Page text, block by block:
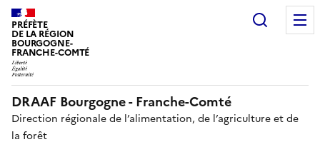
PRÉFÈTE
DE LA RÉGION
BOURGOGNE-
FRANCHE-COMTÉ
DRAAF Bourgogne - Franche-Comté
Direction régionale de l’alimentation, de l’agriculture et de
la forêt